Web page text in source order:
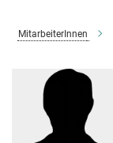
MitarbeiterInnen